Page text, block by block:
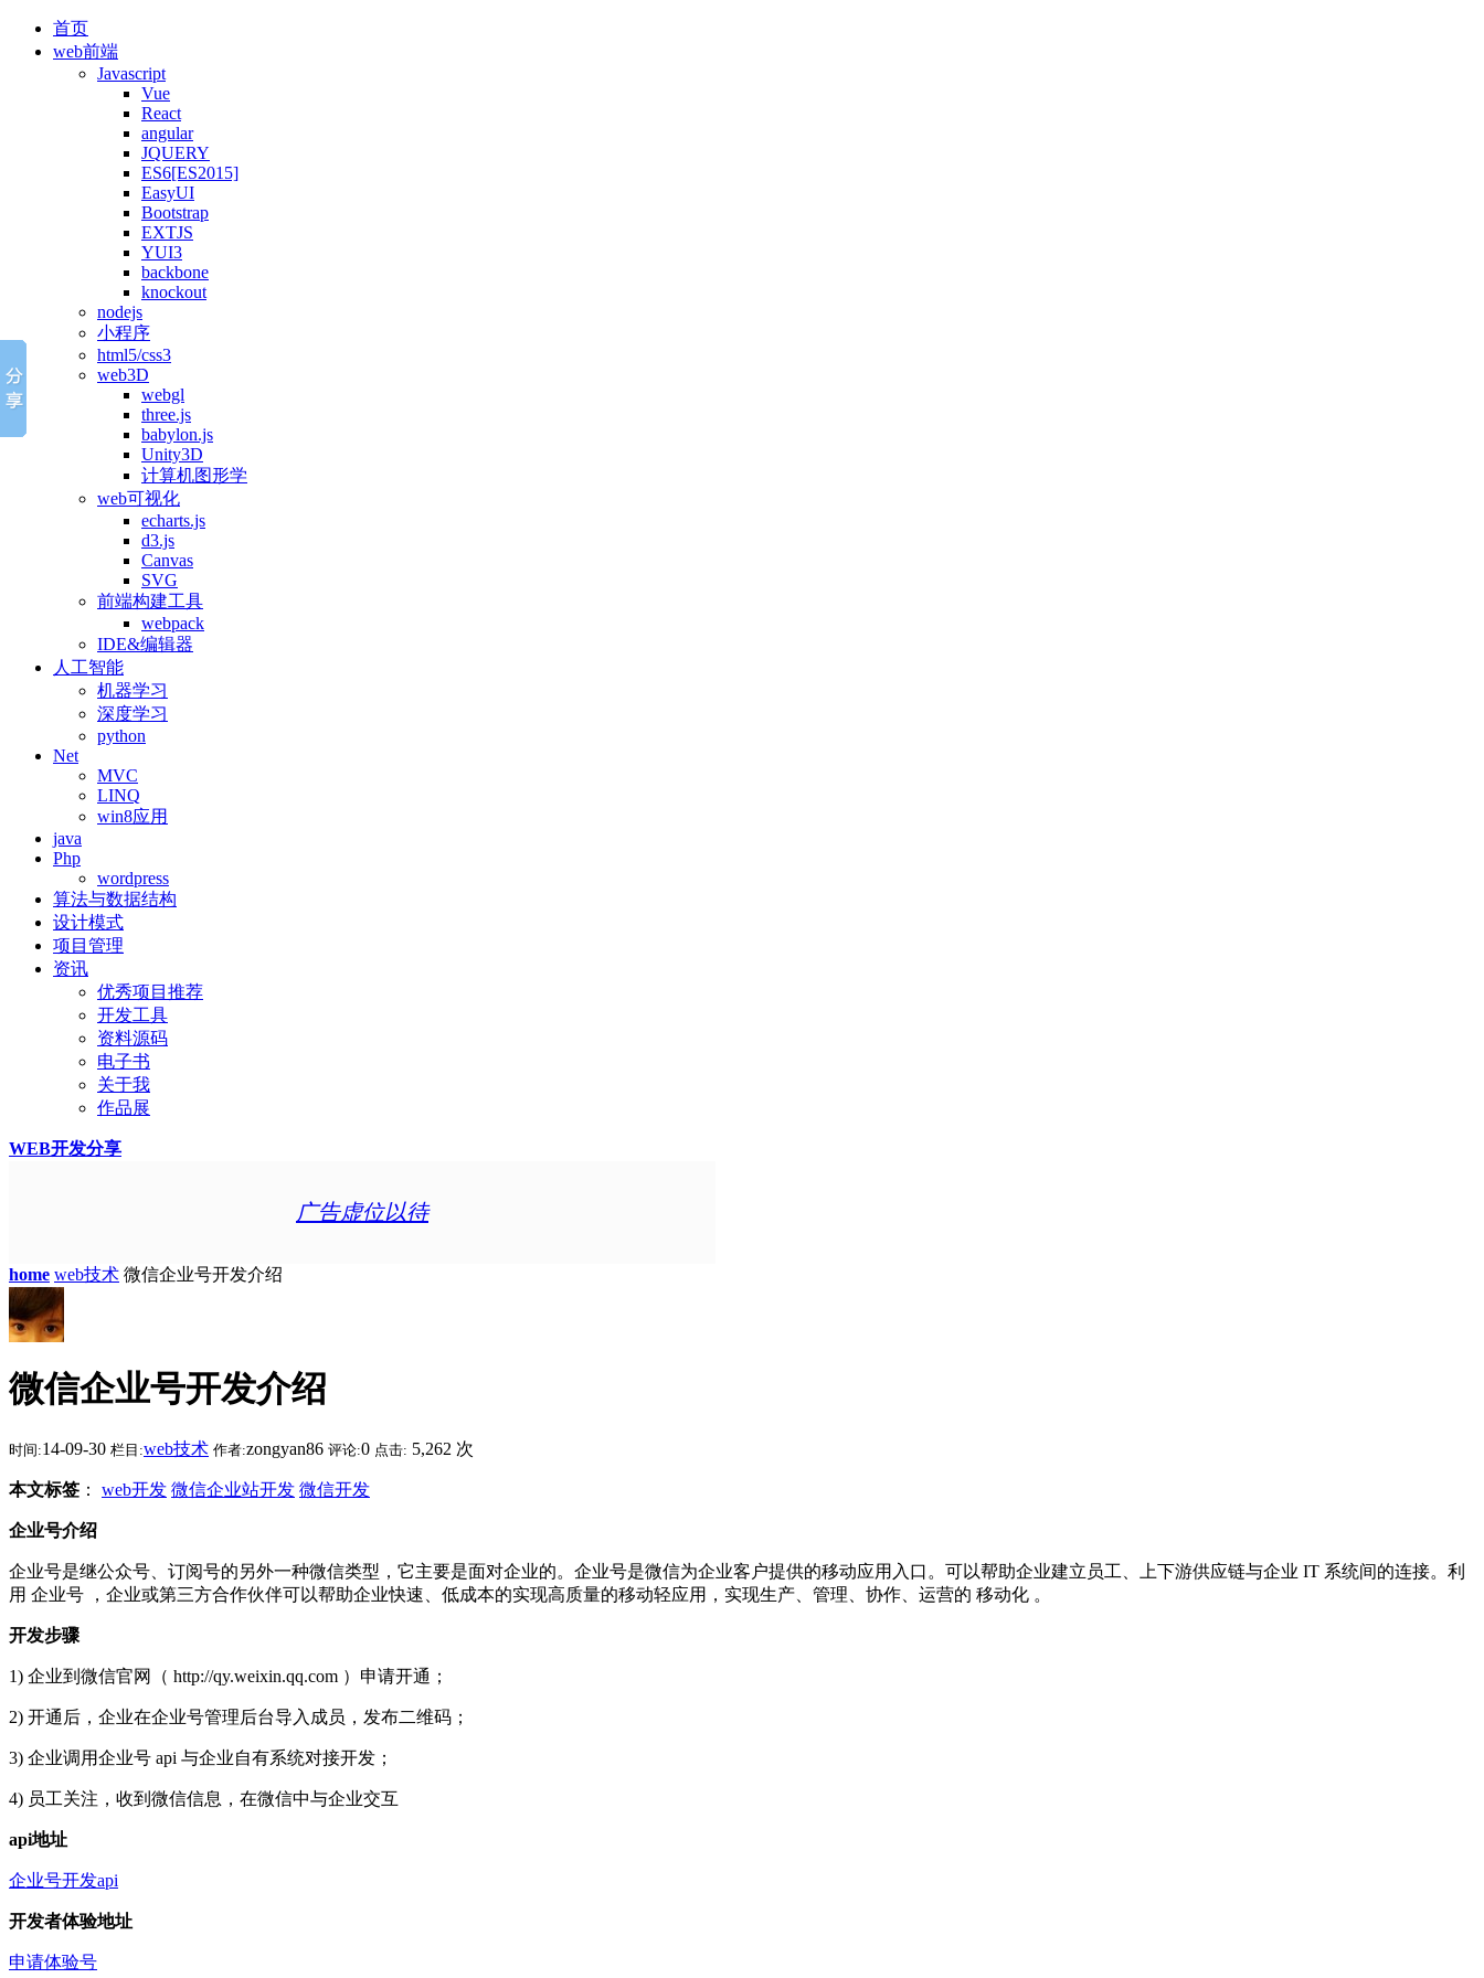
首页
web前端
Javascript
Vue
React
angular
JQUERY
ES6[ES2015]
EasyUI
Bootstrap
EXTJS
YUI3
backbone
knockout
nodejs
小程序
html5/css3
web3D
webgl
three.js
babylon.js
Unity3D
计算机图形学
web可视化
echarts.js
d3.js
Canvas
SVG
前端构建工具
webpack
IDE&编辑器
人工智能
机器学习
深度学习
python
Net
MVC
LINQ
win8应用
java
Php
wordpress
算法与数据结构
设计模式
项目管理
资讯
优秀项目推荐
开发工具
资料源码
电子书
关于我
作品展
WEB开发分享
广告虚位以待
home web技术 微信企业号开发介绍
微信企业号开发介绍
时间:14-09-30 栏目:web技术 作者:zongyan86 评论:0 点击: 5,262 次
本文标签 ： web开发 微信企业站开发 微信开发
企业号介绍
企业号是继公众号、订阅号的另外一种微信类型，它主要是面对企业的。企业号是微信为企业客户提供的移动应用入口。可以帮助企业建立员工、上下游供应链与企业 IT 系统间的连接。利
用 企业号 ，企业或第三方合作伙伴可以帮助企业快速、低成本的实现高质量的移动轻应用，实现生产、管理、协作、运营的 移动化 。
开发步骤
1) 企业到微信官网（ http://qy.weixin.qq.com ）申请开通；
2) 开通后，企业在企业号管理后台导入成员，发布二维码；
3) 企业调用企业号 api 与企业自有系统对接开发；
4) 员工关注，收到微信信息，在微信中与企业交互
api地址
企业号开发api
开发者体验地址
申请体验号